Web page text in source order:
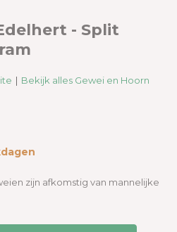
- Split
Bekijk alles Gewei en Hoorn
zijn afkomstig van mannelijke